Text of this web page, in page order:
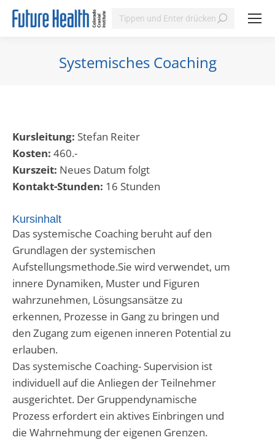
Search:
Systemisches Coaching
Kursleitung: Stefan Reiter
Kosten: 460.-
Kurszeit: Neues Datum folgt
Kontakt-Stunden: 16 Stunden
Kursinhalt
Das systemische Coaching beruht auf den
Grundlagen der systemischen
Aufstellungsmethode.Sie wird verwendet, um
innere Dynamiken, Muster und Figuren
wahrzunehmen, Lösungsansätze zu
erkennen, Prozesse in Gang zu bringen und
den Zugang zum eigenen inneren Potential zu
erlauben.
Das systemische Coaching- Supervision ist
individuell auf die Anliegen der Teilnehmer
ausgerichtet. Der Gruppendynamische
Prozess erfordert ein aktives Einbringen und
die Wahrnehmung der eigenen Grenzen.